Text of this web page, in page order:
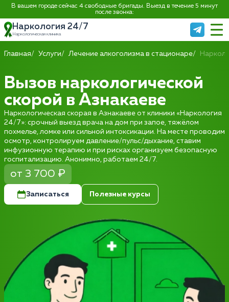
В вашем городе сейчас 4 свободные бригады. Выезд в течение 5 минут
после звонка:
Наркология 24/7
Наркологическая клиника
Главная Услуги Лечение алкоголизма в стационаре
Вызов наркологической
скорой в Азнакаеве
Наркологическая скорая в Азнакаеве от клиники «Наркология
24/7»: срочный выезд врача на дом при запое, тяжёлом
похмелье, ломке или сильной интоксикации. На месте проводим
осмотр, контролируем давление/пульс/дыхание, ставим
инфузионную терапию и при рисках организуем безопасную
госпитализацию. Анонимно, работаем 24/7.
от 3 700 ₽
Записаться Полезные курсы